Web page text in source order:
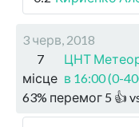
3 черв, 2018
7
місце
ЦНТ
в 16:00 (0-
63% перемог 5 👍